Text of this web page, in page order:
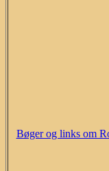
Bøger og links om